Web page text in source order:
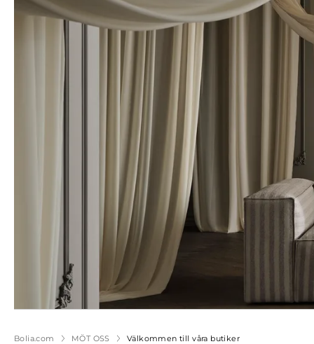
Bolia.com MÖT OSS Välkommen till våra butiker